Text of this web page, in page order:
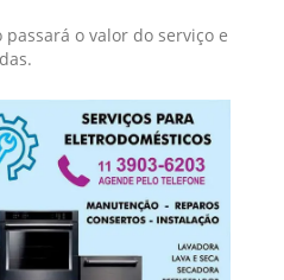
o valor do serviço e